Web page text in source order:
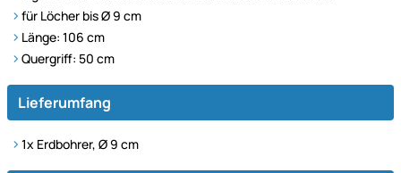
für Löcher bis Ø 9 cm
Länge: 106 cm
Quergriff: 50 cm
Lieferumfang
1x Erdbohrer, Ø 9 cm